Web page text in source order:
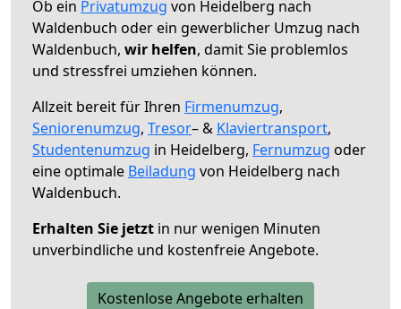
Ob ein Privatumzug von Heidelberg nach
Waldenbuch oder ein gewerblicher Umzug nach
Waldenbuch, wir helfen, damit Sie problemlos
und stressfrei umziehen können.
Allzeit bereit für Ihren Firmenumzug,
Seniorenumzug, Tresor– & Klaviertransport,
Studentenumzug in Heidelberg, Fernumzug oder
eine optimale Beiladung von Heidelberg nach
Waldenbuch.
Erhalten Sie jetzt in nur wenigen Minuten
unverbindliche und kostenfreie Angebote.
Kostenlose Angebote erhalten